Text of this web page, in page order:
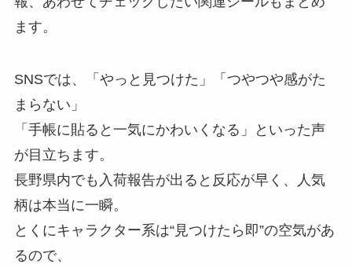
ます。
SNSでは、「やっと見つけた」「つやつや感がた
まらない」
「手帳に貼ると一気にかわいくなる」といった声
が目立ちます。
長野県内でも入荷報告が出ると反応が早く、人気
柄は本当に一瞬。
とくにキャラクター系は“見つけたら即”の空気があ
るので、